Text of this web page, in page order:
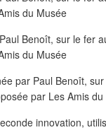
innovation,